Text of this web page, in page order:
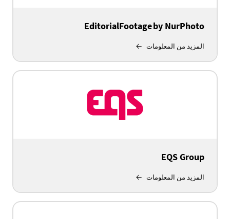
EditorialFootage by NurPhoto
المزيد من المعلومات
EQS Group
المزيد من المعلومات